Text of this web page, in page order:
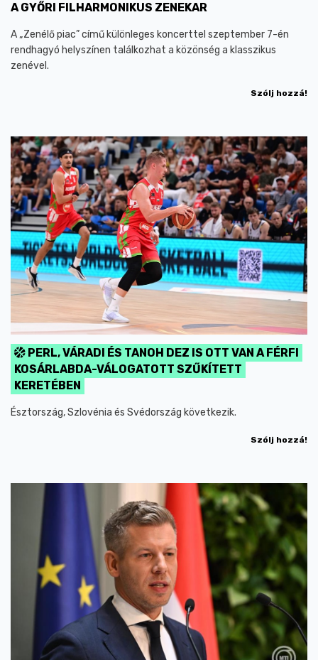
A GYŐRI FILHARMONIKUS ZENEKAR
A „Zenélő piac” című különleges koncerttel szeptember 7-én
rendhagyó helyszínen találkozhat a közönség a klasszikus
zenével.
Szólj hozzá!
PERL, VÁRADI ÉS TANOH DEZ IS OTT VAN A FÉRFI
KOSÁRLABDA-VÁLOGATOTT SZŰKÍTETT
KERETÉBEN
Észtország, Szlovénia és Svédország következik.
Szólj hozzá!